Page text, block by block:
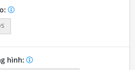
hình: